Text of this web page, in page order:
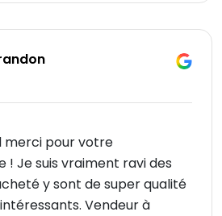
merci pour votre
! Je suis vraiment ravi des
y sont de super qualité
Vendeur à